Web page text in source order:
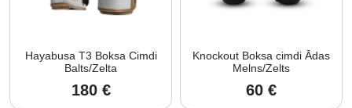
Hayabusa T3 Boksa Cimdi
Balts/Zelta
180 €
Knockout Boksa cimdi Ādas
Melns/Zelts
60 €